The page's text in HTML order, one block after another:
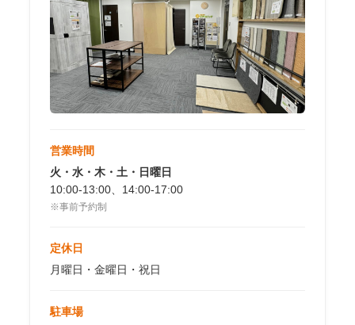
営業時間
火・水・木・土・日曜日
10:00-13:00、14:00-17:00
※事前予約制
定休日
月曜日・金曜日・祝日
駐車場